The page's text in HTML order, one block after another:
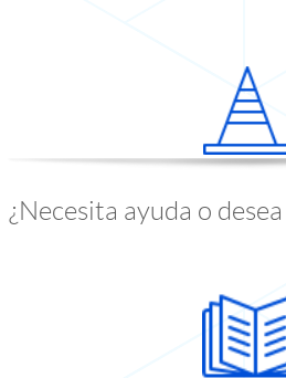
¿Necesita ayuda o